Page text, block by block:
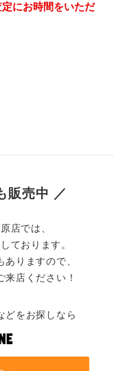
にお時間をいただ
販売中 ／
店では、
ております。
りますので、
店ください！
どをお探しなら